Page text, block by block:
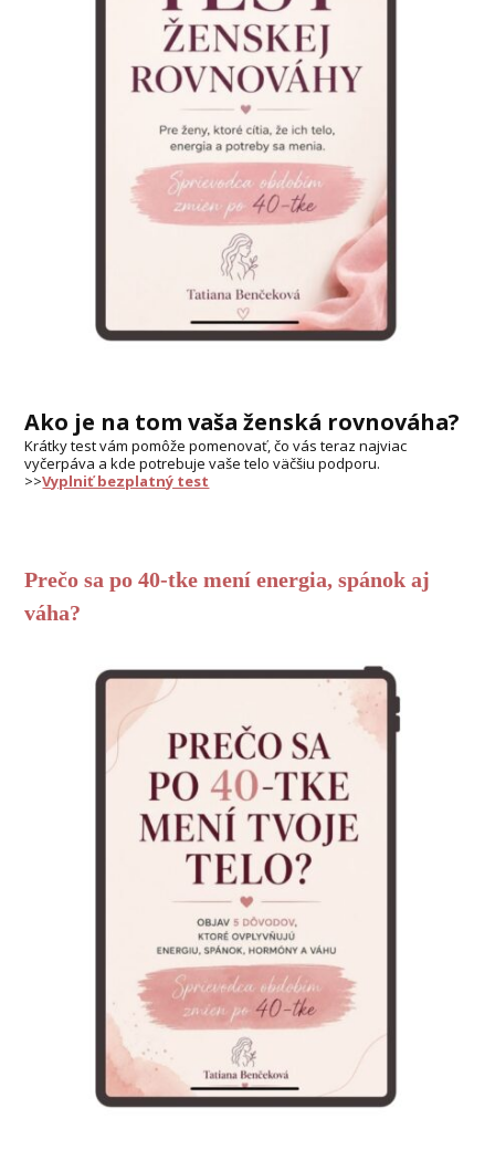
Ako je na tom vaša ženská rovnováha?
Krátky test vám pomôže pomenovať, čo vás teraz najviac
vyčerpáva a kde potrebuje vaše telo väčšiu podporu.
>>Vyplniť bezplatný test
Prečo sa po 40-tke mení energia, spánok aj
váha?